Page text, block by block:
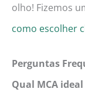
olho! Fizemos
como escolher
Perguntas
Qual MCA